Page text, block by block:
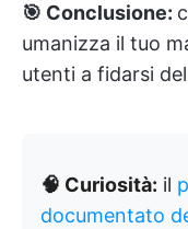
🎯 Conclusione:
umanizza il tuo
utenti a fidarsi
🧠 Curiosità: il
documentato